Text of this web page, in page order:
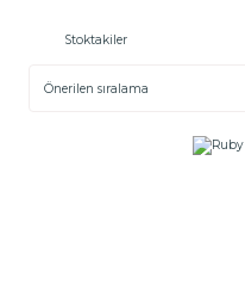
Stoktakiler